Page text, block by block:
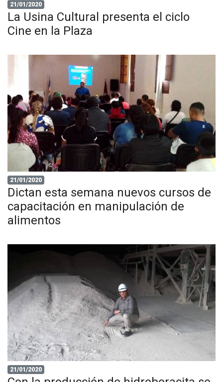
21/01/2020
La Usina Cultural presenta el ciclo
Cine en la Plaza
21/01/2020
Dictan esta semana nuevos cursos de
capacitación en manipulación de
alimentos
21/01/2020